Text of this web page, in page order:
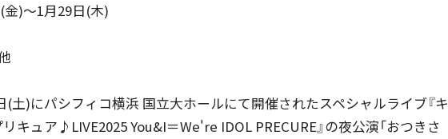
金)～1月29日(木)
(土)にパシフィコ横浜 国立大ホールにて開催されたスペシャルライブ『キ
キュア♪LIVE2025 You&I＝We're IDOL PRECURE』の夜公演「おつきさ